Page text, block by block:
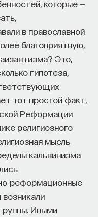
которые —
в православной
благоприятную,
Это,
гипотеза,
тот простой факт,
Реформации
религиозного
мысль
кальвинизма
реформационные
возникали
Иными